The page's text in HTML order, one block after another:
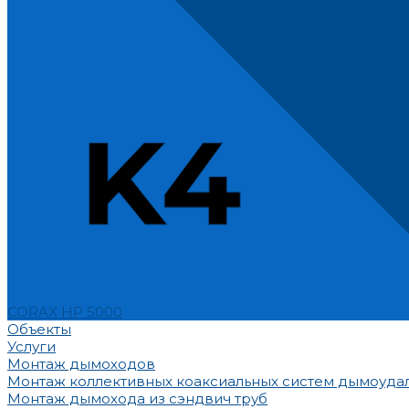
CORAX HP 5000
Объекты
Услуги
Монтаж дымоходов
Монтаж коллективных коаксиальных систем
Монтаж дымохода из сэндвич труб